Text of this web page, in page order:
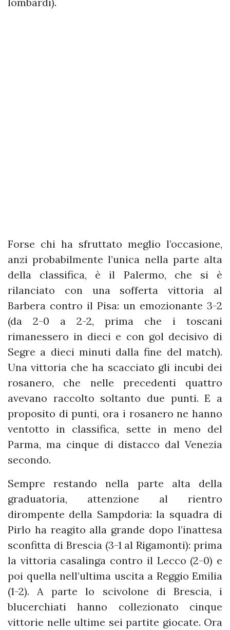
Forse chi ha sfruttato meglio l’occasione,
anzi probabilmente l’unica nella parte alta
della classifica, è il Palermo, che si è
rilanciato con una sofferta vittoria al
Barbera contro il Pisa: un emozionante 3-2
(da 2-0 a 2-2, prima che i toscani
rimanessero in dieci e con gol decisivo di
Segre a dieci minuti dalla fine del match).
Una vittoria che ha scacciato gli incubi dei
rosanero, che nelle precedenti quattro
avevano raccolto soltanto due punti. E a
proposito di punti, ora i rosanero ne hanno
ventotto in classifica, sette in meno del
Parma, ma cinque di distacco dal Venezia
secondo.
Sempre restando nella parte alta della
graduatoria, attenzione al rientro
dirompente della Sampdoria: la squadra di
Pirlo ha reagito alla grande dopo l’inattesa
sconfitta di Brescia (3-1 al Rigamonti): prima
la vittoria casalinga contro il Lecco (2-0) e
poi quella nell’ultima uscita a Reggio Emilia
(1-2). A parte lo scivolone di Brescia, i
blucerchiati hanno collezionato cinque
vittorie nelle ultime sei partite giocate. Ora